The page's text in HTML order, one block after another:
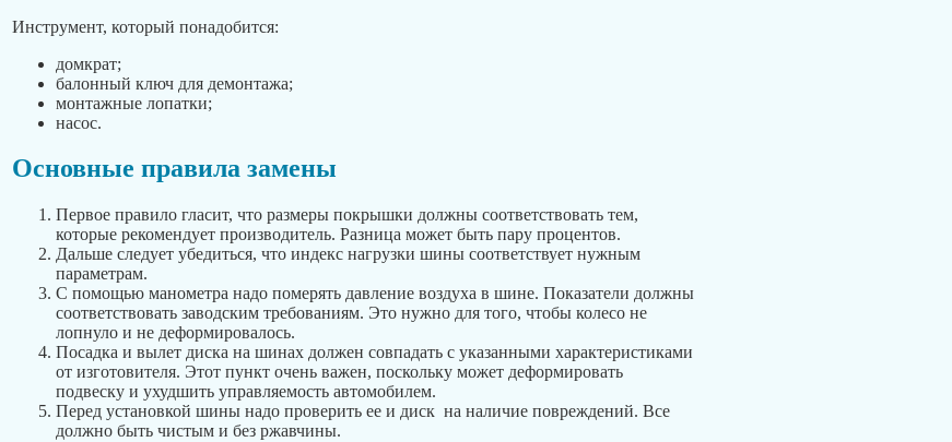
Инструмент, который понадобится:
домкрат;
балонный ключ для демонтажа;
монтажные лопатки;
насос.
Основные правила замены
Первое правило гласит, что размеры покрышки должны соответствовать тем,
которые рекомендует производитель. Разница может быть пару процентов.
Дальше следует убедиться, что индекс нагрузки шины соответствует нужным
параметрам.
С помощью манометра надо померять давление воздуха в шине. Показатели должны
соответствовать заводским требованиям. Это нужно для того, чтобы колесо не
лопнуло и не деформировалось.
Посадка и вылет диска на шинах должен совпадать с указанными характеристиками
от изготовителя. Этот пункт очень важен, поскольку может деформировать
подвеску и ухудшить управляемость автомобилем.
Перед установкой шины надо проверить ее и диск на наличие повреждений. Все
должно быть чистым и без ржавчины.